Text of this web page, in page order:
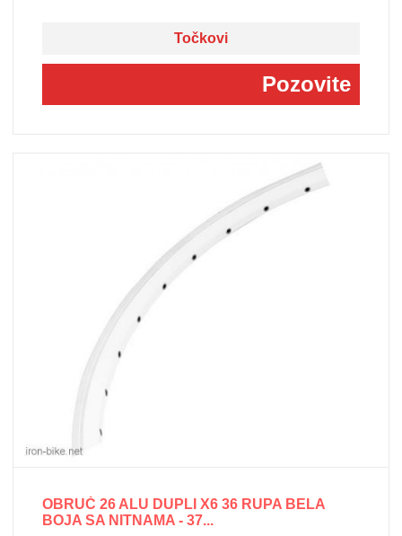
Točkovi
Pozovite
OBRUČ 26 ALU DUPLI X6 36 RUPA BELA
BOJA SA NITNAMA - 37...